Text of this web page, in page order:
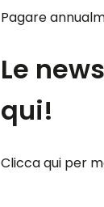
Pagare
Le
qui!
Clicca qui per